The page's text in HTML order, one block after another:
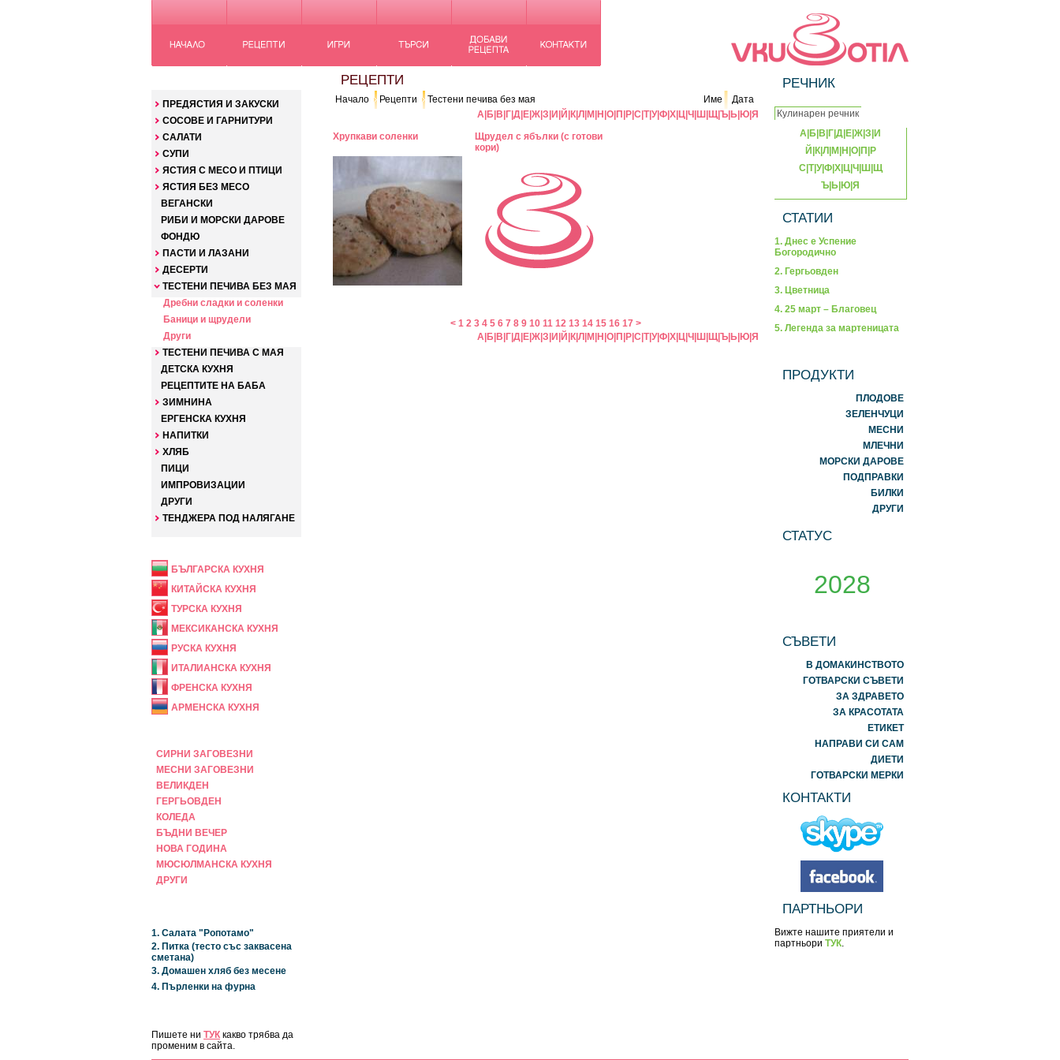
ПРЕДЯСТИЯ И ЗАКУСКИ
СОСОВЕ И ГАРНИТУРИ
САЛАТИ
СУПИ
ЯСТИЯ С МЕСО И ПТИЦИ
ЯСТИЯ БЕЗ МЕСО
ВЕГАНСКИ
РИБИ И МОРСКИ ДАРОВЕ
ФОНДЮ
ПАСТИ И ЛАЗАНИ
ДЕСЕРТИ
ТЕСТЕНИ ПЕЧИВА БЕЗ МАЯ
Дребни сладки и соленки
Баници и щрудели
Други
ТЕСТЕНИ ПЕЧИВА С МАЯ
ДЕТСКА КУХНЯ
РЕЦЕПТИТЕ НА БАБА
ЗИМНИНА
ЕРГЕНСКА КУХНЯ
НАПИТКИ
ХЛЯБ
ПИЦИ
ИМПРОВИЗАЦИИ
ДРУГИ
ТЕНДЖЕРА ПОД НАЛЯГАНЕ
БЪЛГАРСКА КУХНЯ
КИТАЙСКА КУХНЯ
ТУРСКА КУХНЯ
МЕКСИКАНСКА КУХНЯ
РУСКА КУХНЯ
ИТАЛИАНСКА КУХНЯ
ФРЕНСКА КУХНЯ
АРМЕНСКА КУХНЯ
СИРНИ ЗАГОВЕЗНИ
МЕСНИ ЗАГОВЕЗНИ
ВЕЛИКДЕН
ГЕРГЬОВДЕН
КОЛЕДА
БЪДНИ ВЕЧЕР
НОВА ГОДИНА
МЮСЮЛМАНСКА КУХНЯ
ДРУГИ
1. Салата "Ропотамо"
2. Питка (тесто със заквасена
сметана)
3. Домашен хляб без месене
4. Пърленки на фурна
Пишете ни ТУК какво трябва да
променим в сайта.
РЕЦЕПТИ
Начало Рецепти Тестени печива без мая Име
Дата
А Б В Г Д Е Ж З И Й К Л М Н О П Р С Т|У|Ф Х Ц Ч Ш Щ Ъ Ь Ю Я
Хрупкави соленки
Щрудел с ябълки (с готови
кори)
< 1 2 3 4 5 6 7 8 9 10 11 12 13 14 15 16 17 >
А Б В Г Д Е Ж З И Й К Л М Н О П Р С Т|У|Ф Х Ц Ч Ш Щ Ъ Ь Ю Я
РЕЧНИК
А Б В Г Д Е Ж З И
Й К| Л М Н О| П Р
С Т|У|Ф| Х| Ц| Ч Ш Щ
Ъ Ь Ю Я
СТАТИИ
1. Днес е Успение
Богородично
2. Гергьовден
3. Цветница
4. 25 март – Благовец
5. Легенда за мартеницата
ПРОДУКТИ
ПЛОДОВЕ
ЗЕЛЕНЧУЦИ
МЕСНИ
МЛЕЧНИ
МОРСКИ ДАРОВЕ
ПОДПРАВКИ
БИЛКИ
ДРУГИ
СТАТУС
2028
СЪВЕТИ
В ДОМАКИНСТВОТО
ГОТВАРСКИ СЪВЕТИ
ЗА ЗДРАВЕТО
ЗА КРАСОТАТА
ЕТИКЕТ
НАПРАВИ СИ САМ
ДИЕТИ
ГОТВАРСКИ МЕРКИ
КОНТАКТИ
ПАРТНЬОРИ
Вижте нашите приятели и
партньори ТУК.